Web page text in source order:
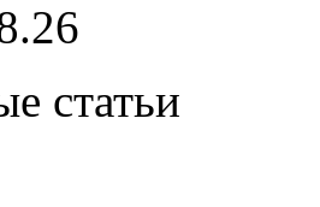
статьи